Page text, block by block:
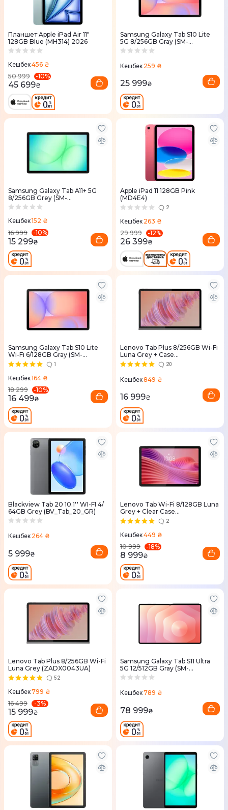
Планшет Apple iPad Air 11"
128GB Blue (MH314) 2026
Кешбек456 ₴
50 999
-10%
45 699₴
Samsung Galaxy Tab S10 Lite
5G 8/256GB Gray (SM-
X406BZAPEUC)
Кешбек 259 ₴
25 999₴
Samsung Galaxy Tab A11+ 5G
8/256GB Grey (SM-
X236BZAPEUC)
Кешбек152 ₴
16 999
-10%
15 299₴
Apple iPad 11 128GB Pink
(MD4E4)
2
Кешбек 263 ₴
29 999
-12%
26 399₴
Samsung Galaxy Tab S10 Lite
Wi-Fi 6/128GB Gray (SM-
X400NZAREUC)1
Кешбек164 ₴
18 299
-10%
16 499₴
Lenovo Tab Plus 8/256GB Wi-Fi
Luna Grey + Case
(ZADX0145UA) 20
Кешбек849 ₴
16 999₴
Blackview Tab 20 10.1'' WI-FI 4/
64GB Grey (BV_Tab_20_GR)
Кешбек 264 ₴
5 999₴
Lenovo Tab Wi-Fi 8/128GB Luna
Grey + Clear Case
(ZAEH0195UA) 2
Кешбек449 ₴
10 999
-18%
8 999₴
Lenovo Tab Plus 8/256GB Wi-Fi
Luna Grey (ZADX0043UA)
52
Кешбек799 ₴
16 499
-3%
15 999₴
Samsung Galaxy Tab S11 Ultra
5G 12/512GB Gray (SM-
X936BZAPEUC)
Кешбек789 ₴
78 999₴